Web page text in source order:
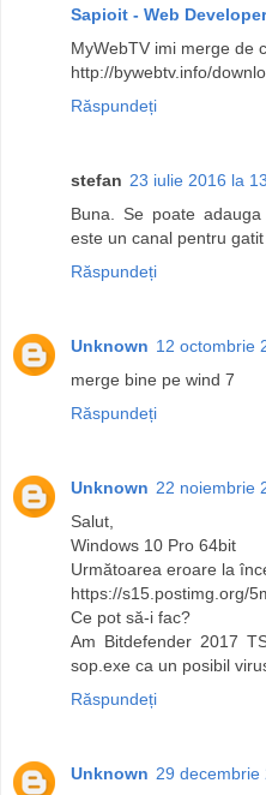
Sapioit - Web Developer
MyWebTV imi merge de
http://bywebtv.info/
Răspundeți
stefan 23 iulie 2016 la
Buna. Se poate
este un canal pentru gatit
Răspundeți
Unknown 12 octombrie
merge bine pe wind 7
Răspundeți
Unknown 22 noiembrie
Salut,
Windows 10 Pro 64bit
Următoarea eroare la
https://s15.postimg.org/
Ce pot să-i fac?
Am Bitdefender 2017
sop.exe ca un posibil
Răspundeți
Unknown 29 decembrie